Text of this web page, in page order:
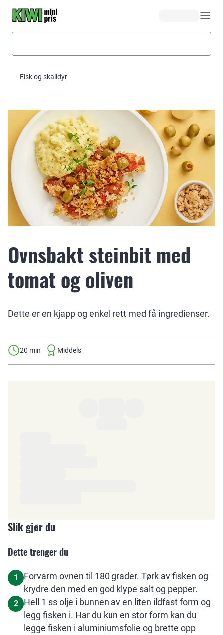
Fisk og skalldyr
Ovnsbakt steinbit med
tomat og oliven
Dette er en kjapp og enkel rett med få ingredienser.
20 min Middels
Slik gjør du
Dette trenger du
1
Forvarm ovnen til 180 grader. Tørk av fisken og
krydre den med en god klype salt og pepper.
2
Hell 1 ss olje i bunnen av en liten ildfast form og
legg fisken i. Har du kun en stor form kan du
legge fisken i aluminiumsfolie og brette opp